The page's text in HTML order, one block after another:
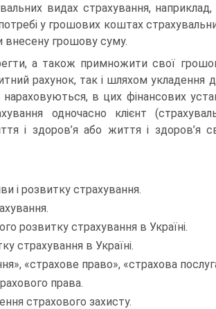
видах страхування,
у грошових коштах
внесену грошову суму.
а також примножити свої
рахунок, так і шляхом укладення
в цих фінансових
одночасно клієнт
і здоров’я або життя і здоров’я
і розвитку страхування.
розвитку страхування в Україні.
в Україні.
«страхове право», «страхова
права.
страхового захисту.